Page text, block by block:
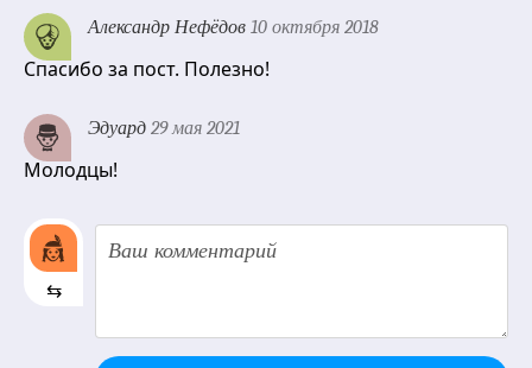
Александр Нефёдов 10 октября 2018
Спасибо за пост. Полезно!
Эдуард 29 мая 2021
Молодцы!
⇆